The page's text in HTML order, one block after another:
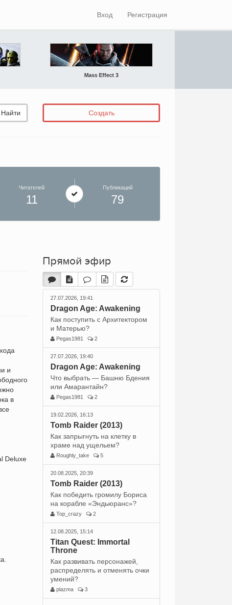
Вход Регистрация
Mass Effect 3
Найти Создать
Читателей
11
Публикаций
79
и
в
Deluxe
Прямой эфир
27.07.2026, 19:41
Dragon Age: Awakening
Как поступить с Архитектором
и Матерью?
Pegas1981 2
27.07.2026, 19:40
Dragon Age: Awakening
Что выбрать — Башню Бдения
или Амарантайн?
Pegas1981 2
19.02.2026, 16:13
Tomb Raider (2013)
Как запрыгнуть на клетку в
храме над ущельем?
Roughly_take 5
20.08.2025, 20:39
Tomb Raider (2013)
Как победить громилу Бориса
на корабле «Эндьюранс»?
Top_crazy 2
12.08.2025, 15:14
Titan Quest: Immortal
Throne
Как развивать персонажей,
распределять и отменять очки
умений?
plazma 3